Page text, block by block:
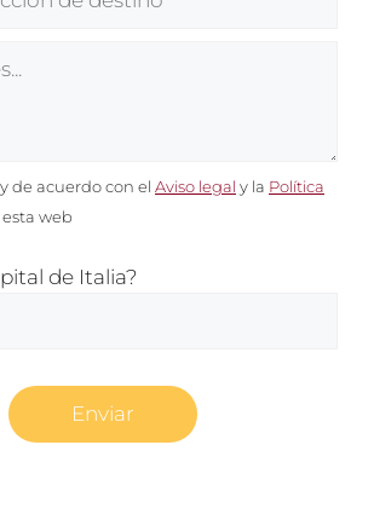
de acuerdo con el Aviso legal y la Política
web
de Italia?